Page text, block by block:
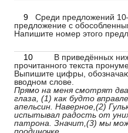
9 Среди предложений
предложение с
Напишите номер этого
10
В приведённых
прочитанного текста
Выпишите цифры,
вводном слове.
Прямо на меня смотрят
глаза, (1) как будто
апельсин. Наверное,(2)
испытывал радость от
патрона. Значит,(3) мы